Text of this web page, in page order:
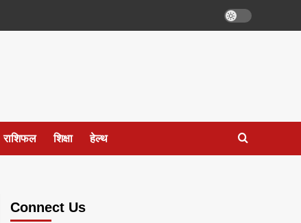
राशिफल शिक्षा हेल्थ
Connect Us